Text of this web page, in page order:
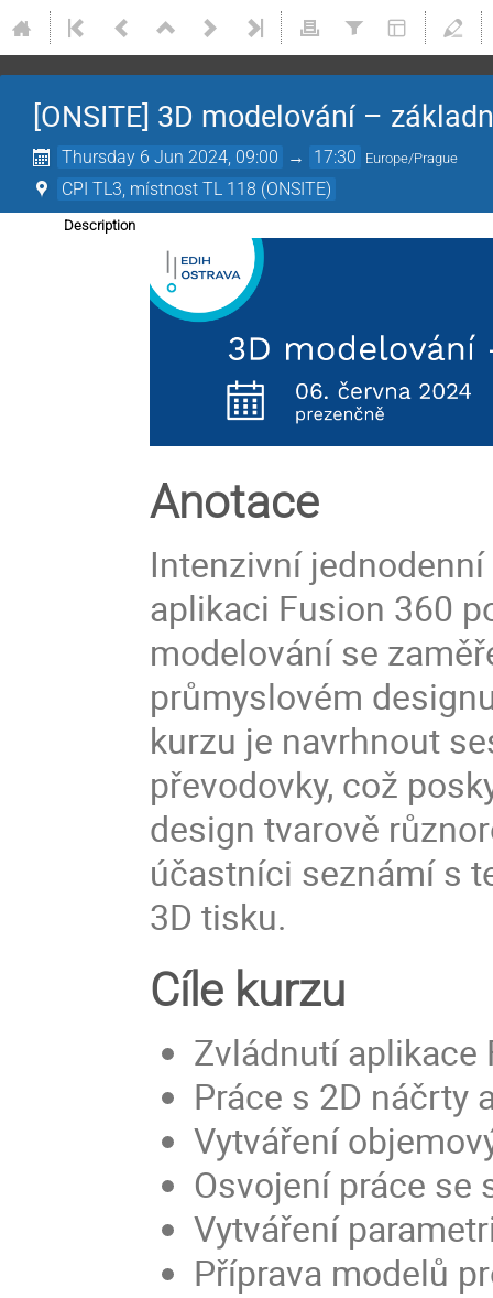
[ONSITE] 3D modelování –
Thursday 6 Jun 2024, 09:00 → 17:30 Europe/Prague
CPI TL3, místnost TL 118 (ONSITE)
Description
Anotace
Intenzivní
aplikaci Fusion 360
modelování se
průmyslovém
kurzu je navrhnout
převodovky, což
design tvarově
účastníci seznámí s
3D tisku.
Cíle kurzu
Zvládnutí aplikace
Práce s 2D náčrty
Vytváření
Osvojení práce se
Vytváření
Příprava modelů